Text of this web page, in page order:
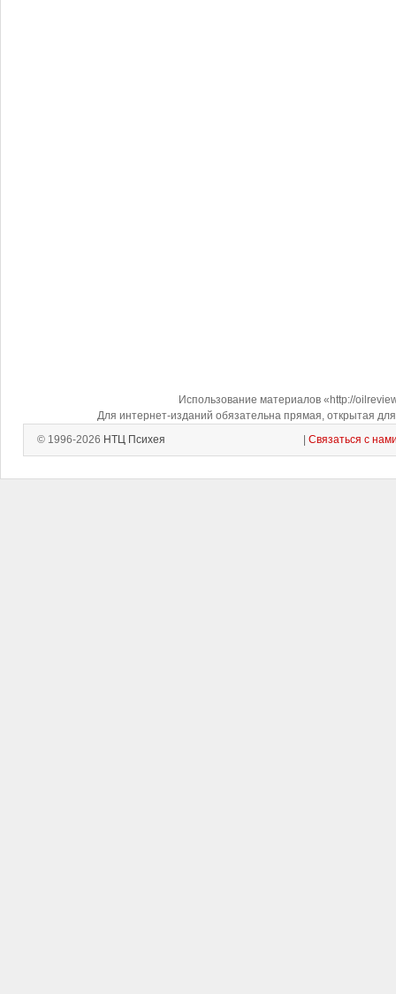
Использование материалов «http://
Для интернет-изданий обязательна прямая, открытая
© 1996-2026 НТЦ Психея Связаться с